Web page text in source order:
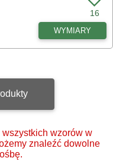
16
WYMIARY
wzorów w
znaleźć dowolne